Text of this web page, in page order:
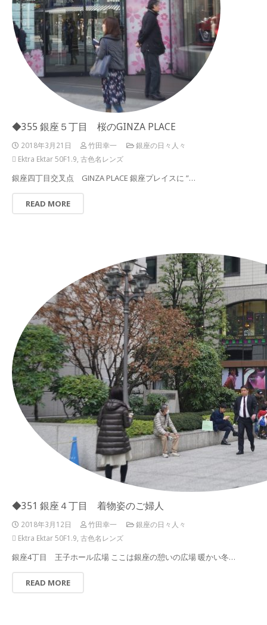
◆355 銀座５丁目 桜のGINZA PLACE
2018年3月21日 竹田幸一
銀座の日々人々
Ektra Ektar 50F1.9 古色名レンズ
銀座四丁目交叉点 GINZA PLACE 銀座プレイスに ”…
READ MORE
◆351 銀座４丁目 着物姿のご婦人
2018年3月12日 竹田幸一
銀座の日々人々
Ektra Ektar 50F1.9 古色名レンズ
銀座4丁目 王子ホール広場 ここは銀座の憩いの広場 暖かい冬…
READ MORE